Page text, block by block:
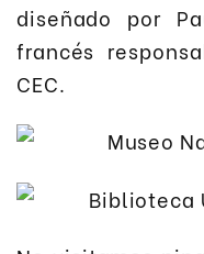
diseñado por
francés
CEC.